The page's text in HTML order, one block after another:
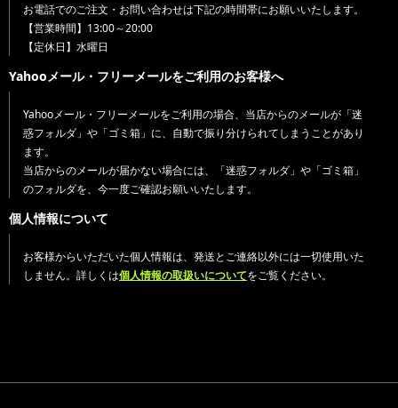
お電話でのご注文・お問い合わせは下記の時間帯にお願いいたします。
【営業時間】13:00～20:00
【定休日】水曜日
Yahooメール・フリーメールをご利用のお客様へ
Yahooメール・フリーメールをご利用の場合、当店からのメールが「迷
惑フォルダ」や「ゴミ箱」に、自動で振り分けられてしまうことがあり
ます。
当店からのメールが届かない場合には、「迷惑フォルダ」や「ゴミ箱」
のフォルダを、今一度ご確認お願いいたします。
個人情報について
お客様からいただいた個人情報は、発送とご連絡以外には一切使用いた
しません。詳しくは個人情報の取扱いについてをご覧ください。